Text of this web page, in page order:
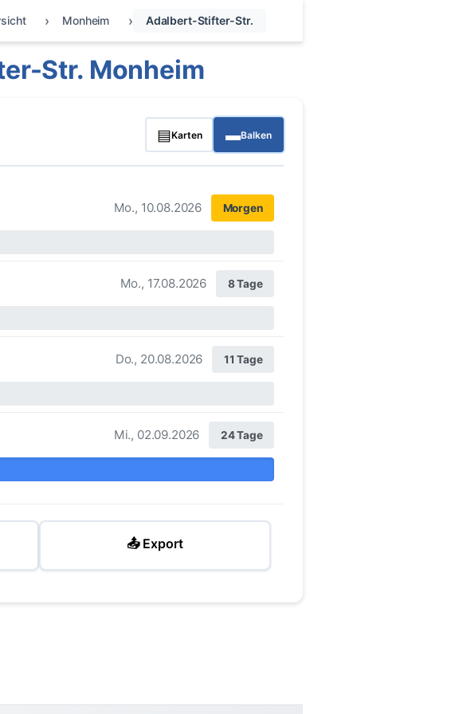
Monheim Adalbert-Stifter-Str.
Str. Monheim
▤Karten ▬Balken
Mo., 10.08.2026 Morgen
Mo., 17.08.2026 8 Tage
Do., 20.08.2026 11 Tage
Mi., 02.09.2026 24 Tage
📤 Export